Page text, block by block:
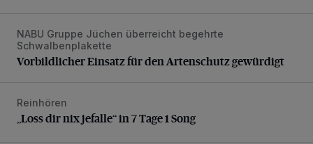
Vorbildlicher Einsatz für den Artenschutz gewürdigt
NABU Gruppe Jüchen überreicht begehrte
Schwalbenplakette
Vorbildlicher Einsatz für den Artenschutz gewürdigt
„Loss dir nix jefalle“ in 7 Tage 1 Song
Reinhören
„Loss dir nix jefalle“ in 7 Tage 1 Song